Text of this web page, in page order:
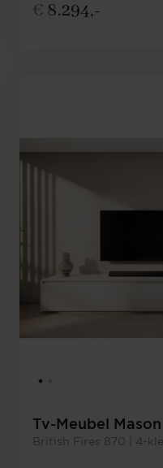
€ 8.294,-
Tv-Meubel Mason
British Fires 870 | 4-